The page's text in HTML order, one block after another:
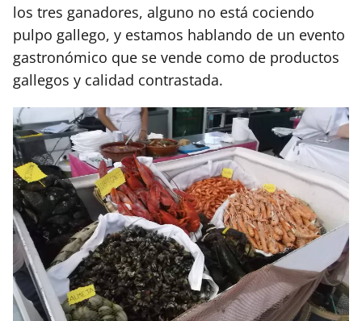
los tres ganadores, alguno no está cociendo
pulpo gallego, y estamos hablando de un evento
gastronómico que se vende como de productos
gallegos y calidad contrastada.